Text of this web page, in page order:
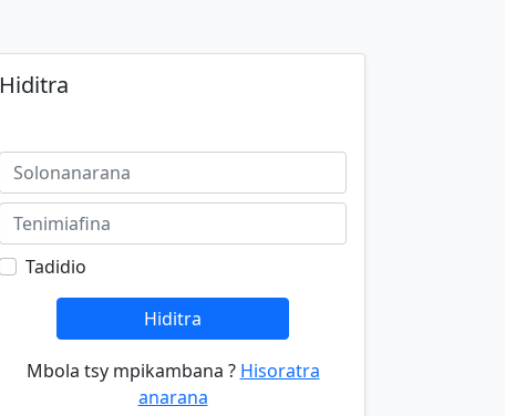
Hiditra
Tadidio
Hiditra
Mbola tsy mpikambana ? Hisoratra
anarana